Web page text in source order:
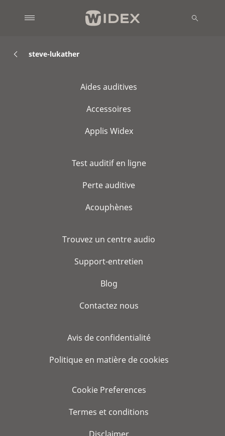
steve-lukather
Aides auditives
Accessoires
Applis Widex
Test auditif en ligne
Perte auditive
Acouphènes
Trouvez un centre audio
Support-entretien
Blog
Contactez nous
Avis de confidentialité
Politique en matière de cookies
Cookie Preferences
Termes et conditions